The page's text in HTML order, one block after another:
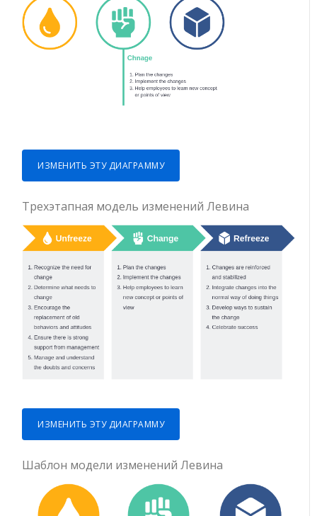
ИЗМЕНИТЬ ЭТУ ДИАГРАММУ
Трехэтапная модель изменений Левина
ИЗМЕНИТЬ ЭТУ ДИАГРАММУ
Шаблон модели изменений Левина